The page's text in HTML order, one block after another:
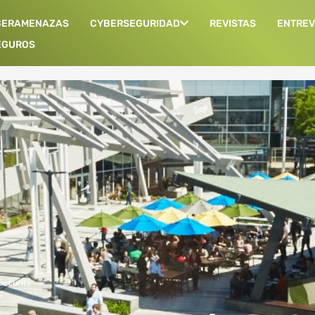
CYBERSEGURIDAD REVISTAS